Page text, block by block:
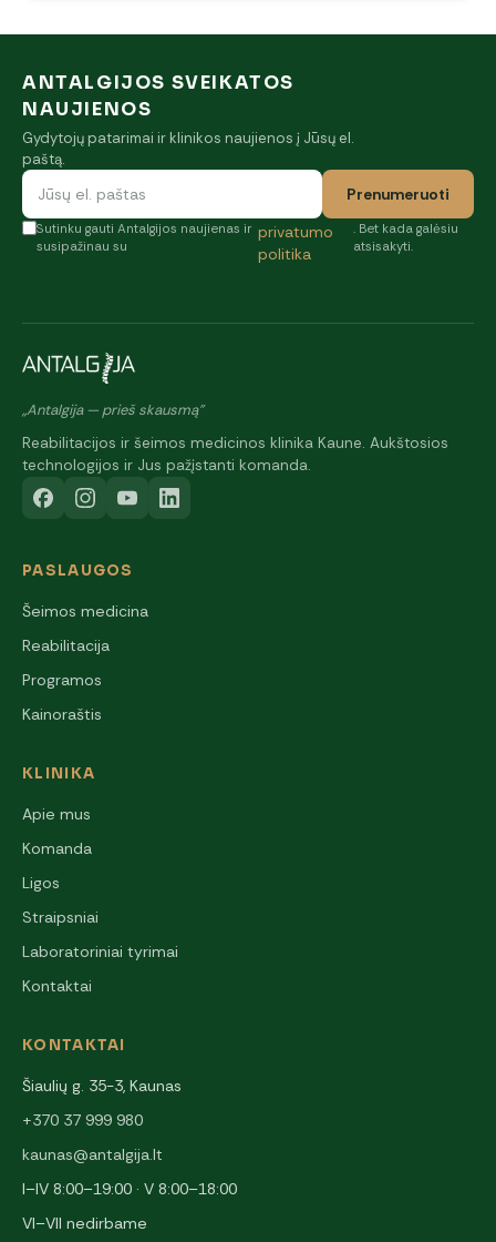
ANTALGIJOS SVEIKATOS
NAUJIENOS
Gydytojų patarimai ir klinikos naujienos į Jūsų el.
paštą.
Prenumeruoti
Sutinku gauti Antalgijos naujienas ir
susipažinau su
privatumo
politika
. Bet kada galėsiu
atsisakyti.
„Antalgija — prieš skausmą"
Reabilitacijos ir šeimos medicinos klinika Kaune. Aukštosios
technologijos ir Jus pažįstanti komanda.
PASLAUGOS
Šeimos medicina
Reabilitacija
Programos
Kainoraštis
KLINIKA
Apie mus
Komanda
Ligos
Straipsniai
Laboratoriniai tyrimai
Kontaktai
KONTAKTAI
Šiaulių g. 35-3, Kaunas
+370 37 999 980
kaunas@antalgija.lt
I–IV 8:00–19:00 · V 8:00–18:00
VI–VII nedirbame